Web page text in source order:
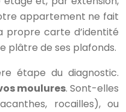
appartement ne fait
propre carte d’identité
plâtre de ses plafonds.
étape du diagnostic.
moulures. Sont-elles
rocailles), ou